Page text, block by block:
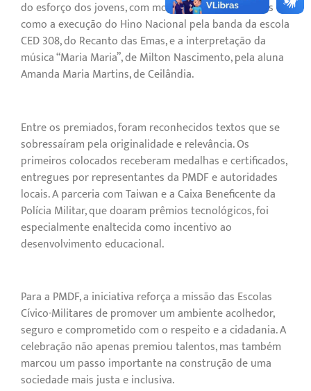
do esforço dos jovens, com momentos emocionantes
como a execução do Hino Nacional pela banda da escola
CED 308, do Recanto das Emas, e a interpretação da
música “Maria Maria”, de Milton Nascimento, pela aluna
Amanda Maria Martins, de Ceilândia.
Entre os premiados, foram reconhecidos textos que se
sobressaíram pela originalidade e relevância. Os
primeiros colocados receberam medalhas e certificados,
entregues por representantes da PMDF e autoridades
locais. A parceria com Taiwan e a Caixa Beneficente da
Polícia Militar, que doaram prêmios tecnológicos, foi
especialmente enaltecida como incentivo ao
desenvolvimento educacional.
Para a PMDF, a iniciativa reforça a missão das Escolas
Cívico-Militares de promover um ambiente acolhedor,
seguro e comprometido com o respeito e a cidadania. A
celebração não apenas premiou talentos, mas também
marcou um passo importante na construção de uma
sociedade mais justa e inclusiva.